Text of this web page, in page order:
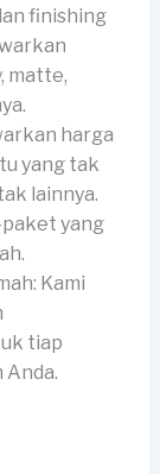
finishing
matte,
harga
yang tak
lainnya.
yang
Kami
tiap